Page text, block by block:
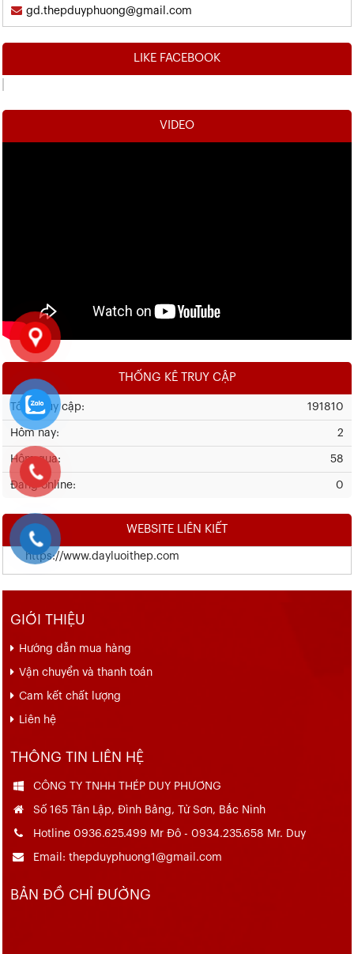
gd.thepduyphuong@gmail.com
LIKE FACEBOOK
VIDEO
THỐNG KÊ TRUY CẬP
191810
Tổng truy cập:
2
Hôm nay:
58
Hôm qua:
0
Đang online:
WEBSITE LIÊN KIẾT
https://www.dayluoithep.com
GIỚI THIỆU
Hướng dẫn mua hàng
Vận chuyển và thanh toán
Cam kết chất lượng
Liên hệ
THÔNG TIN LIÊN HỆ
CÔNG TY TNHH THÉP DUY PHƯƠNG
Số 165 Tân Lập, Đình Bảng, Từ Sơn, Bắc Ninh
Hotline 0936.625.499 Mr Đô - 0934.235.658 Mr. Duy
Email: thepduyphuong1@gmail.com
BẢN ĐỒ CHỈ ĐƯỜNG